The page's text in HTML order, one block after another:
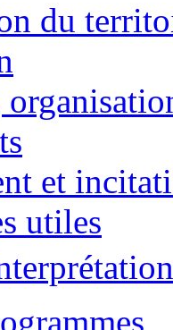
du
et
utiles